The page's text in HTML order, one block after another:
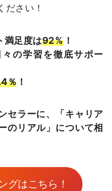
ださい！
満足度は92%！
々の学習を徹底サポー
％ ！
セラーに、「キャリア
のリアル」について相
グはこちら！